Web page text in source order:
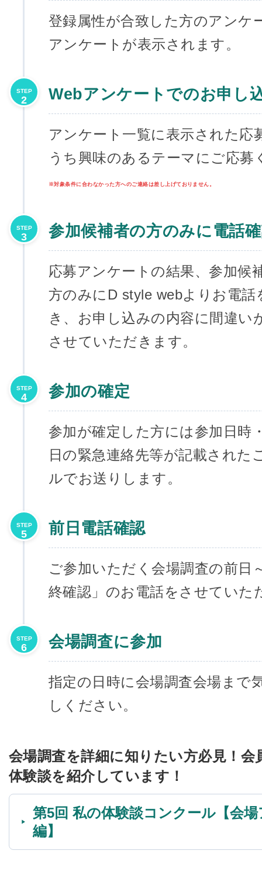
登録属性が合致した方のアンケ
アンケートが表示されます。
STEP
2 Webアンケートでのお申し
アンケート一覧に表示された応
うち興味のあるテーマにご応募
※対象条件に合わなかった方へのご連絡は差し上げておりません。
STEP
3 参加候補者の方のみに電話
応募アンケートの結果、参加候
方のみにD style webよりお電
き、お申し込みの内容に間違い
させていただきます。
STEP
4 参加の確定
参加が確定した方には参加日時
日の緊急連絡先等が記載された
ルでお送りします。
STEP
5 前日電話確認
ご参加いただく会場調査の前日
終確認」のお電話をさせていた
STEP
6 会場調査に参加
指定の日時に会場調査会場まで
しください。
会場調査を詳細に知りたい方必見！会
体験談を紹介しています！
第5回 私の体験談コンクール【会
編】